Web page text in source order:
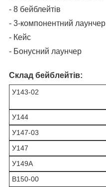
- 8 бейблейтів
- 3-компонентний лаунчер
- Кейс
- Бонусний лаунчер
Склад бейблейтів:
У143-02
У144
У147-03
У147
У149A
В150-00